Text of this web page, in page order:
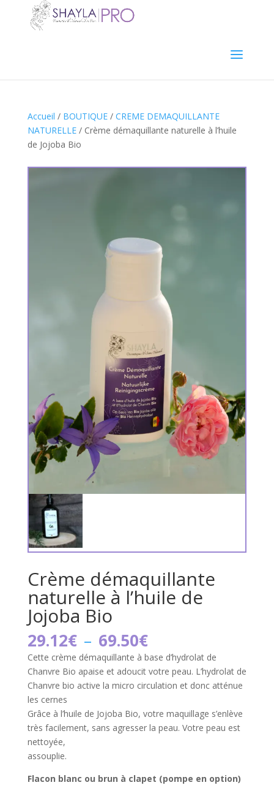
Accueil / BOUTIQUE/ CREME DEMAQUILLANTE
NATURELLE/ Crème démaquillante naturelle à l’huile
de Jojoba Bio
Crème démaquillante
naturelle à l’huile de
Jojoba Bio
29.12€ – 69.50€Plage
de
prix :
29.12€
à
69.50€
Cette crème démaquillante à base d’hydrolat de
Chanvre Bio apaise et adoucit votre peau. L’hydrolat de
Chanvre bio active la micro circulation et donc atténue
les cernes
Grâce à l’huile de Jojoba Bio, votre maquillage s’enlève
très facilement, sans agresser la peau. Votre peau est
nettoyée,
assouplie.
Flacon blanc ou brun à clapet (pompe en option)